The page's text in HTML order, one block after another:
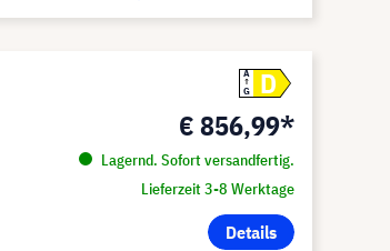
A
G
D
€ 856,99*
Lagernd. Sofort versandfertig.
Lieferzeit 3-8 Werktage
Details